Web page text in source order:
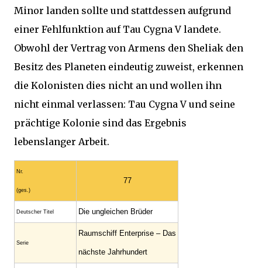
Minor landen sollte und stattdessen aufgrund
einer Fehlfunktion auf Tau Cygna V landete.
Obwohl der Vertrag von Armens den Sheliak den
Besitz des Planeten eindeutig zuweist, erkennen
die Kolonisten dies nicht an und wollen ihn
nicht einmal verlassen: Tau Cygna V und seine
prächtige Kolonie sind das Ergebnis
lebenslanger Arbeit.
Nr.
(ges.)
77
Deutscher Titel Die ungleichen Brüder
Serie
Raumschiff Enterprise – Das
nächste Jahrhundert